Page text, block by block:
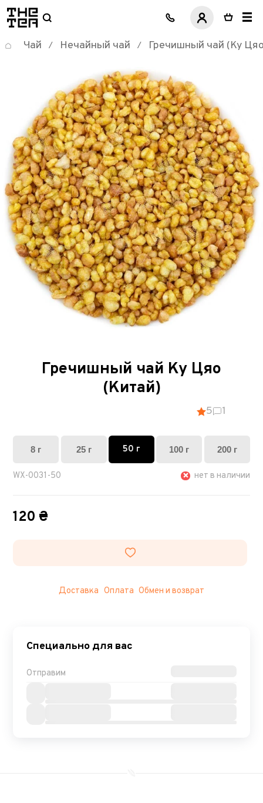
логотип
Чай / Нечайный чай / Гречишный чай (Ку
Гречишный чай Ку Цяо
(Китай)
5 1
8 г 25 г 50 г 100 г 200 г
WX-0031-50 нет в наличии
120 ₴
Доставка Оплата Обмен и возврат
Специально для вас
Отправим